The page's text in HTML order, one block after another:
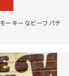
ーキーなビーフパテ